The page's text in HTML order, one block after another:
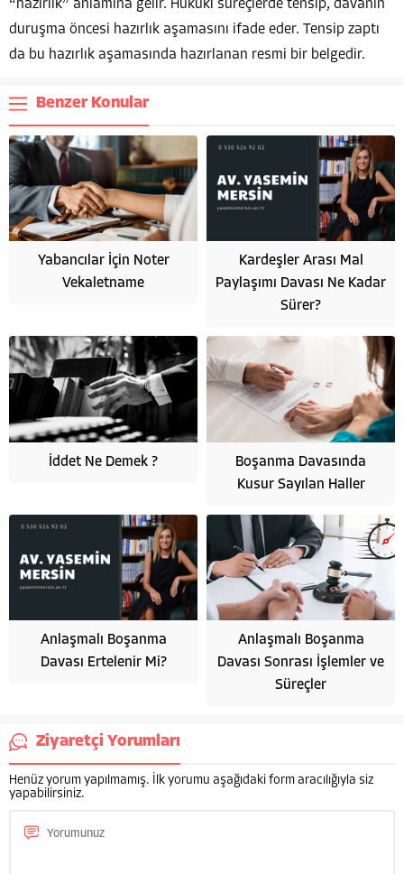
“hazırlık” anlamına gelir. Hukuki süreçlerde tensip, davanın
duruşma öncesi hazırlık aşamasını ifade eder. Tensip zaptı
da bu hazırlık aşamasında hazırlanan resmi bir belgedir.
Benzer Konular
Yabancılar İçin Noter
Vekaletname
Kardeşler Arası Mal
Paylaşımı Davası Ne Kadar
Sürer?
İddet Ne Demek ?
Boşanma Davasında
Kusur Sayılan Haller
Anlaşmalı Boşanma
Davası Ertelenir Mi?
Anlaşmalı Boşanma
Davası Sonrası İşlemler ve
Süreçler
Ziyaretçi Yorumları
Henüz yorum yapılmamış. İlk yorumu aşağıdaki form aracılığıyla siz
yapabilirsiniz.